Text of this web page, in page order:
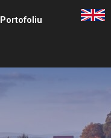
Portofoliu